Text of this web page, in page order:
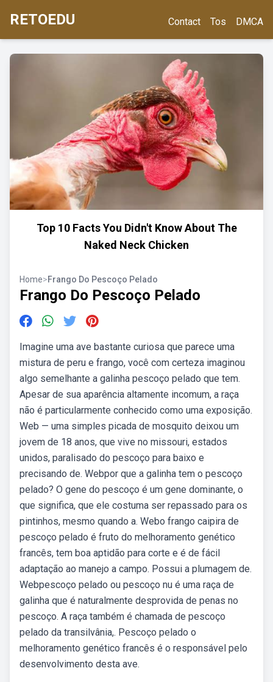
RETOEDU Contact Tos DMCA
Top 10 Facts You Didn't Know About The
Naked Neck Chicken
Home>Frango Do Pescoço Pelado
Frango Do Pescoço Pelado
Imagine uma ave bastante curiosa que parece uma
mistura de peru e frango, você com certeza imaginou
algo semelhante a galinha pescoço pelado que tem.
Apesar de sua aparência altamente incomum, a raça
não é particularmente conhecido como uma exposição.
Web — uma simples picada de mosquito deixou um
jovem de 18 anos, que vive no missouri, estados
unidos, paralisado do pescoço para baixo e
precisando de. Webpor que a galinha tem o pescoço
pelado? O gene do pescoço é um gene dominante, o
que significa, que ele costuma ser repassado para os
pintinhos, mesmo quando a. Webo frango caipira de
pescoço pelado é fruto do melhoramento genético
francês, tem boa aptidão para corte e é de fácil
adaptação ao manejo a campo. Possui a plumagem de.
Webpescoço pelado ou pescoço nu é uma raça de
galinha que é naturalmente desprovida de penas no
pescoço. A raça também é chamada de pescoço
pelado da transilvânia,. Pescoço pelado o
melhoramento genético francês é o responsável pelo
desenvolvimento desta ave.